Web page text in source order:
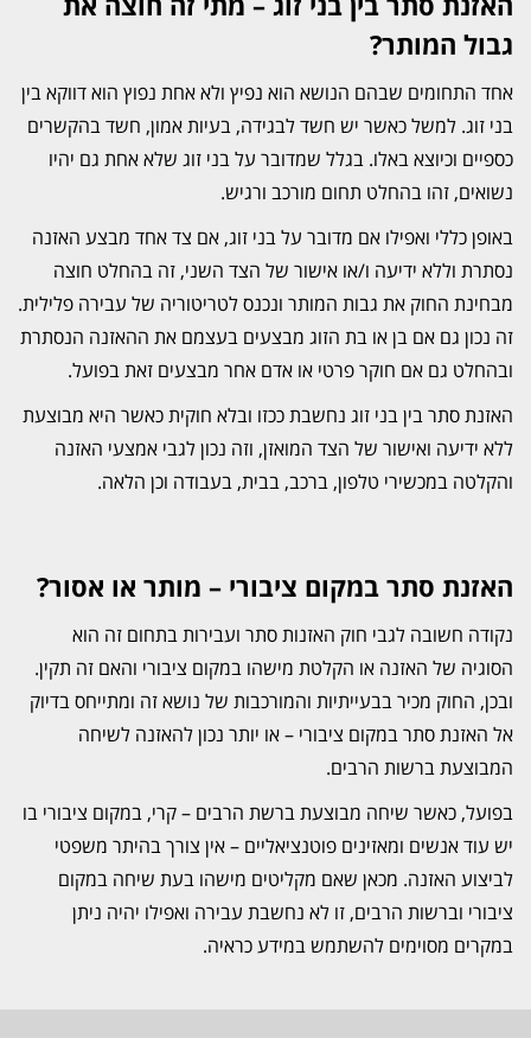
גבול המותר?
אחד התחומים שבהם הנושא הוא נפיץ ולא אחת נפוץ הוא דווקא בין
בני זוג. למשל כאשר יש חשד לבגידה, בעיות אמון, חשד בהקשרים
כספיים וכיוצא באלו. בגלל שמדובר על בני זוג שלא אחת גם יהיו
נשואים, זהו בהחלט תחום מורכב ורגיש.
באופן כללי ואפילו אם מדובר על בני זוג, אם צד אחד מבצע האזנה
נסתרת וללא ידיעה ו/או אישור של הצד השני, זה בהחלט חוצה
מבחינת החוק את גבות המותר ונכנס לטריטוריה של עבירה פלילית.
זה נכון גם אם בן או בת הזוג מבצעים בעצמם את ההאזנה הנסתרת
ובהחלט גם אם חוקר פרטי או אדם אחר מבצעים זאת בפועל.
האזנת סתר בין בני זוג נחשבת ככזו ובלא חוקית כאשר היא מבוצעת
ללא ידיעה ואישור של הצד המואזן, וזה נכון לגבי אמצעי האזנה
והקלטה במכשירי טלפון, ברכב, בבית, בעבודה וכן הלאה.
האזנת סתר במקום ציבורי – מותר או אסור?
נקודה חשובה לגבי חוק האזנות סתר ועבירות בתחום זה הוא
הסוגיה של האזנה או הקלטת מישהו במקום ציבורי והאם זה תקין.
ובכן, החוק מכיר בבעייתיות והמורכבות של נושא זה ומתייחס בדיוק
אל האזנת סתר במקום ציבורי – או יותר נכון להאזנה לשיחה
המבוצעת ברשות הרבים.
בפועל, כאשר שיחה מבוצעת ברשת הרבים – קרי, במקום ציבורי בו
יש עוד אנשים ומאזינים פוטנציאליים – אין צורך בהיתר משפטי
לביצוע האזנה. מכאן שאם מקליטים מישהו בעת שיחה במקום
ציבורי וברשות הרבים, זו לא נחשבת עבירה ואפילו יהיה ניתן
במקרים מסוימים להשתמש במידע כראיה.